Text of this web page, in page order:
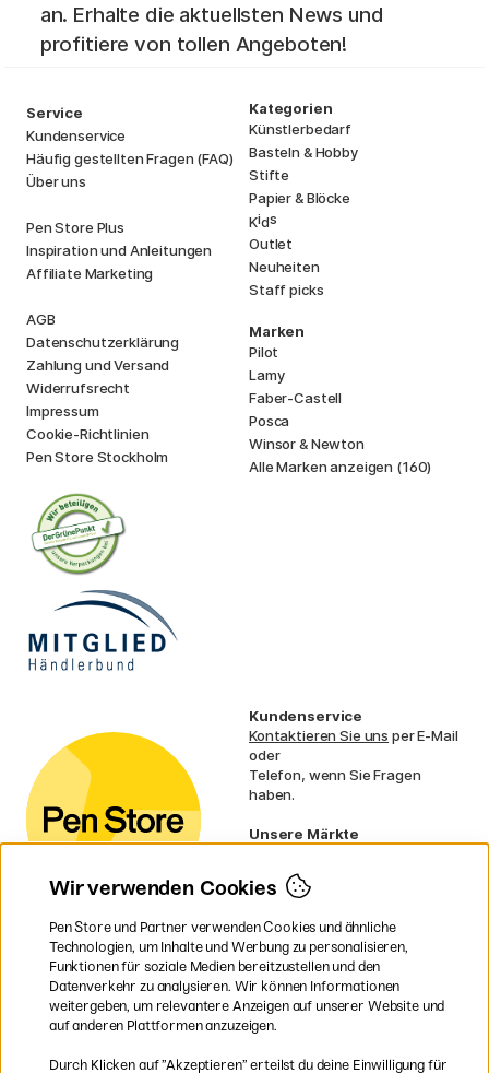
an. Erhalte die aktuellsten News und
profitiere von tollen Angeboten!
Service
Kundenservice
Häufig gestellten Fragen (FAQ)
Über uns
Pen Store Plus
Inspiration und Anleitungen
Affiliate Marketing
AGB
Datenschutzerklärung
Zahlung und Versand
Widerrufsrecht
Impressum
Cookie-Richtlinien
Pen Store Stockholm
Kategorien
Künstlerbedarf
Basteln & Hobby
Stifte
Papier & Blöcke
Kids
Outlet
Neuheiten
Staff picks
Marken
Pilot
Lamy
Faber-Castell
Posca
Winsor & Newton
Alle Marken anzeigen (160)
Kundenservice
Kontaktieren Sie uns per E-Mail
oder
Telefon, wenn Sie Fragen
haben.
Unsere Märkte
Norwegen
Dänemark
Frankreich
Irland
Niederlande
UK
EU
Wir verwenden Cookies
Pen Store und Partner verwenden Cookies und ähnliche
Technologien, um Inhalte und Werbung zu personalisieren,
Funktionen für soziale Medien bereitzustellen und den
Datenverkehr zu analysieren. Wir können Informationen
weitergeben, um relevantere Anzeigen auf unserer Website und
auf anderen Plattformen anzuzeigen.
Durch Klicken auf ”Akzeptieren” erteilst du deine Einwilligung für